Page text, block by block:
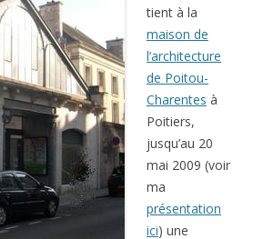
tient à la
maison de
l’architecture
de Poitou-
Charentes à
Poitiers,
jusqu’au 20
mai 2009 (voir
ma
présentation
ici) une